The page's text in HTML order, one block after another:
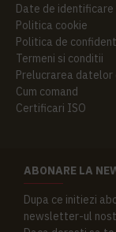
Date de
Politica cookie
Politica de
Termeni si conditii
Prelucrarea
Cum comand
Certificari ISO
ABONARE LA
Dupa ce initiezi
newsletter-ul